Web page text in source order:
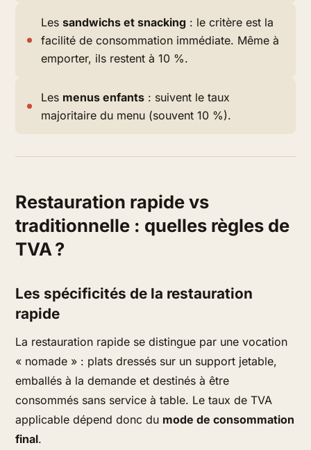
Lessandwichs et snacking : le critère est la
facilité de consommation immédiate. Même à
emporter, ils restent à 10 %.
Les menus enfants : suivent le taux
majoritaire du menu (souvent 10 %).
Restauration rapide vs
traditionnelle : quelles règles de
TVA ?
Les spécificités de la restauration
rapide
La restauration rapide se distingue par une vocation
« nomade » : plats dressés sur un support jetable,
emballés à la demande et destinés à être
consommés sans service à table. Le taux de TVA
applicable dépend donc du mode de consommation
final.